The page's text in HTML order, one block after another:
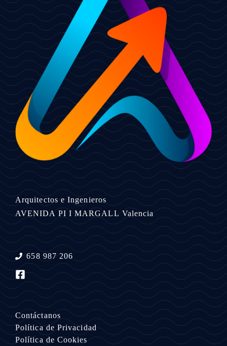
Arquitectos e Ingenieros
AVENIDA PI I MARGALL Valencia
658 987 206
Contáctanos
Política de Privacidad
Política de Cookies